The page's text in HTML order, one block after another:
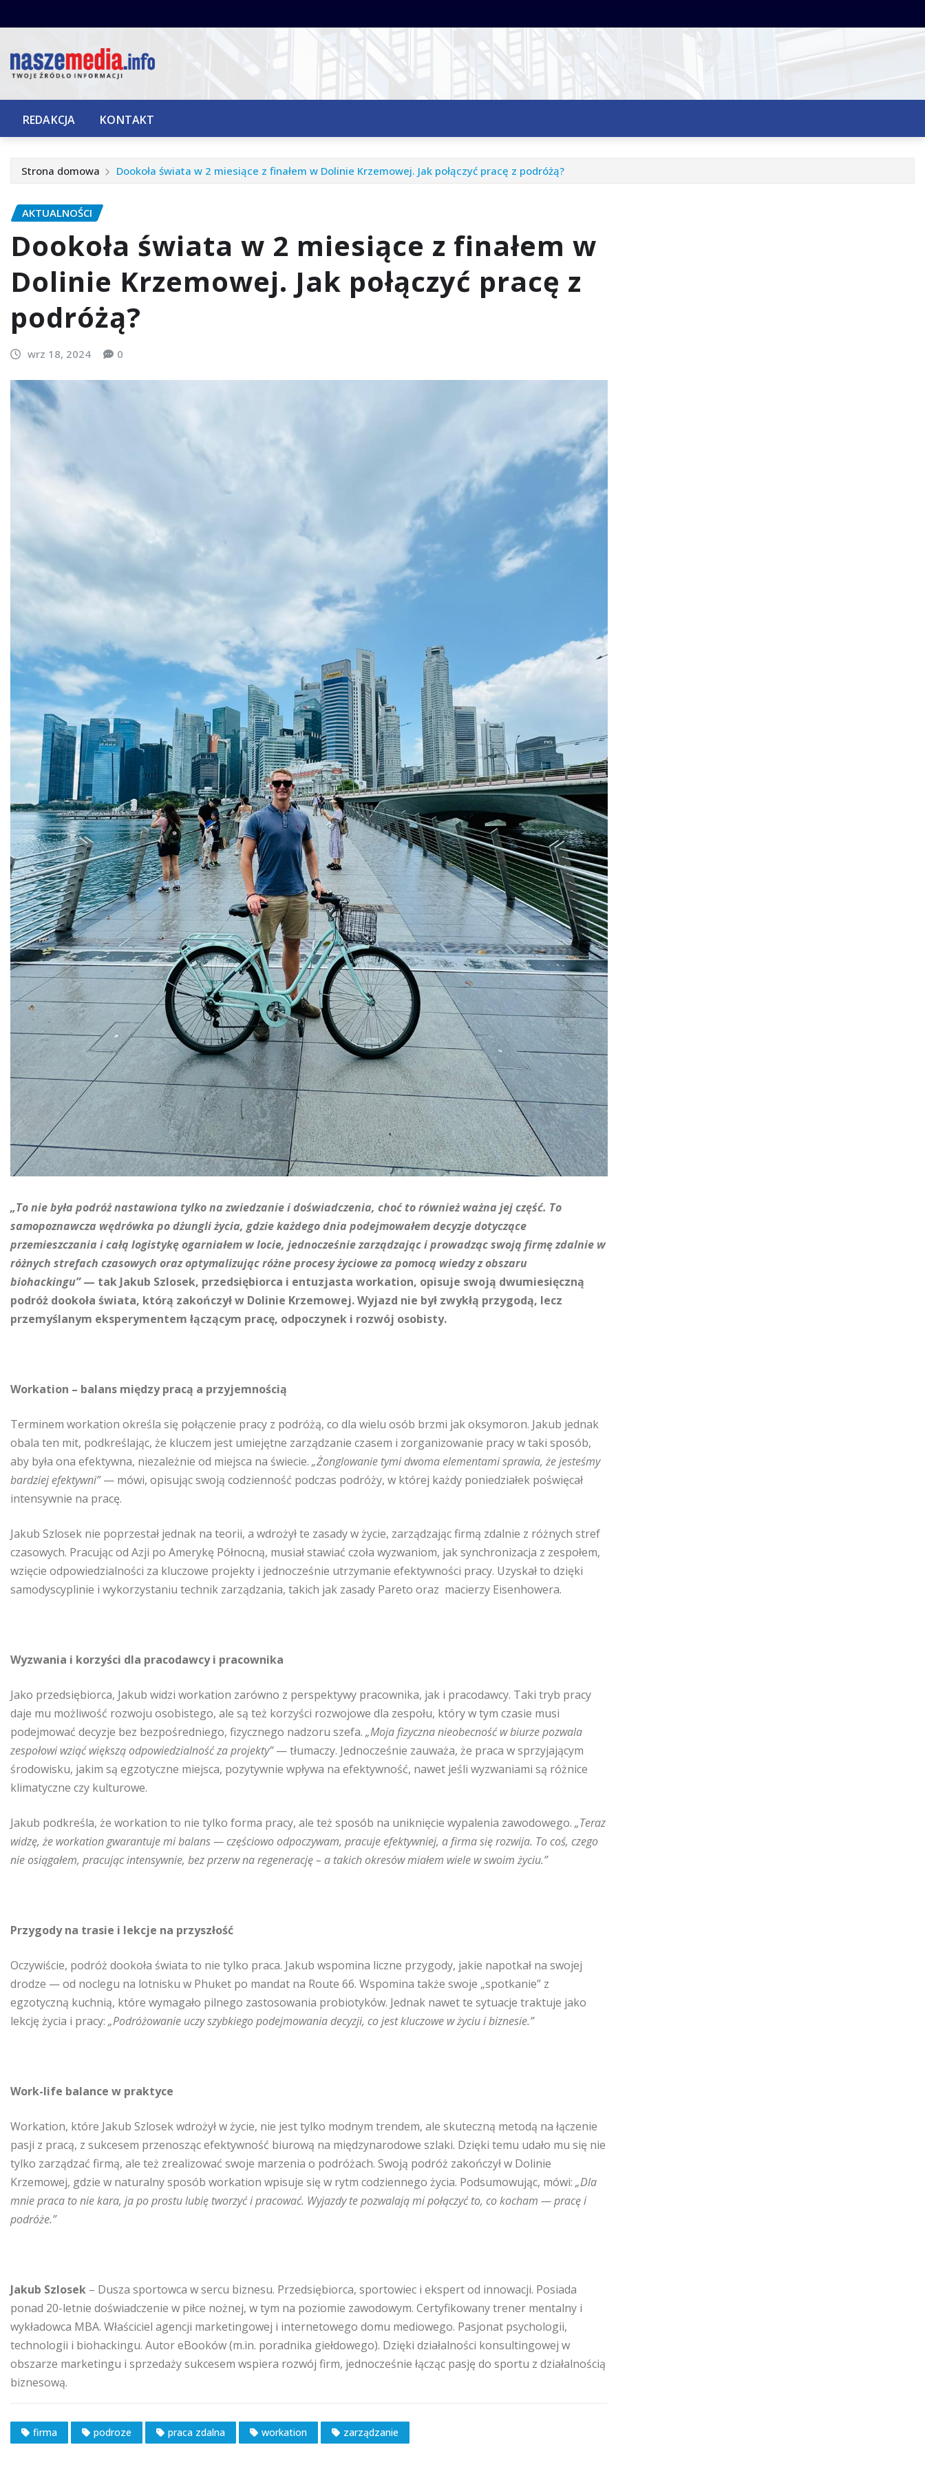
do
REDAKCJA KONTAKT
Strona domowa Dookoła świata w 2 miesiące z finałem w Dolinie Krzemowej. Jak połączyć pracę z podróżą?
AKTUALNOŚCI
Dookoła świata w 2 miesiące z finałem w
Dolinie Krzemowej. Jak połączyć pracę z
podróżą?
wrz 18, 2024 0
„To nie była podróż nastawiona tylko na zwiedzanie i doświadczenia, choć to również ważna jej część. To
samopoznawcza wędrówka po dżungli życia, gdzie każdego dnia podejmowałem decyzje dotyczące
przemieszczania i całą logistykę ogarniałem w locie, jednocześnie zarządzając i prowadząc swoją firmę zdalnie w
różnych strefach czasowych oraz optymalizując różne procesy życiowe za pomocą wiedzy z obszaru
biohackingu”— tak Jakub Szlosek, przedsiębiorca i entuzjasta workation, opisuje swoją dwumiesięczną
podróż dookoła świata, którą zakończył w Dolinie Krzemowej. Wyjazd nie był zwykłą przygodą, lecz
przemyślanym eksperymentem łączącym pracę, odpoczynek i rozwój osobisty.
Workation – balans między pracą a przyjemnością
Terminem workation określa się połączenie pracy z podróżą, co dla wielu osób brzmi jak oksymoron. Jakub jednak
obala ten mit, podkreślając, że kluczem jest umiejętne zarządzanie czasem i zorganizowanie pracy w taki sposób,
aby była ona efektywna, niezależnie od miejsca na świecie. „Żonglowanie tymi dwoma elementami sprawia, że jesteśmy
bardziej efektywni”— mówi, opisując swoją codzienność podczas podróży, w której każdy poniedziałek poświęcał
intensywnie na pracę.
Jakub Szlosek nie poprzestał jednak na teorii, a wdrożył te zasady w życie, zarządzając firmą zdalnie z różnych stref
czasowych. Pracując od Azji po Amerykę Północną, musiał stawiać czoła wyzwaniom, jak synchronizacja z zespołem,
wzięcie odpowiedzialności za kluczowe projekty i jednocześnie utrzymanie efektywności pracy. Uzyskał to dzięki
samodyscyplinie i wykorzystaniu technik zarządzania, takich jak zasady Pareto oraz macierzy Eisenhowera.
Wyzwania i korzyści dla pracodawcy i pracownika
Jako przedsiębiorca, Jakub widzi workation zarówno z perspektywy pracownika, jak i pracodawcy. Taki tryb pracy
daje mu możliwość rozwoju osobistego, ale są też korzyści rozwojowe dla zespołu, który w tym czasie musi
podejmować decyzje bez bezpośredniego, fizycznego nadzoru szefa. „Moja fizyczna nieobecność w biurze pozwala
zespołowi wziąć większą odpowiedzialność za projekty”— tłumaczy. Jednocześnie zauważa, że praca w sprzyjającym
środowisku, jakim są egzotyczne miejsca, pozytywnie wpływa na efektywność, nawet jeśli wyzwaniami są różnice
klimatyczne czy kulturowe.
Jakub podkreśla, że workation to nie tylko forma pracy, ale też sposób na uniknięcie wypalenia zawodowego. „Teraz
widzę, że workation gwarantuje mi balans — częściowo odpoczywam, pracuje efektywniej, a firma się rozwija. To coś, czego
nie osiągałem, pracując intensywnie, bez przerw na regenerację – a takich okresów miałem wiele w swoim życiu.”
Przygody na trasie i lekcje na przyszłość
Oczywiście, podróż dookoła świata to nie tylko praca. Jakub wspomina liczne przygody, jakie napotkał na swojej
drodze — od noclegu na lotnisku w Phuket po mandat na Route 66. Wspomina także swoje „spotkanie” z
egzotyczną kuchnią, które wymagało pilnego zastosowania probiotyków. Jednak nawet te sytuacje traktuje jako
lekcję życia i pracy: „Podróżowanie uczy szybkiego podejmowania decyzji, co jest kluczowe w życiu i biznesie.”
Work-life balance w praktyce
Workation, które Jakub Szlosek wdrożył w życie, nie jest tylko modnym trendem, ale skuteczną metodą na łączenie
pasji z pracą, z sukcesem przenosząc efektywność biurową na międzynarodowe szlaki. Dzięki temu udało mu się nie
tylko zarządzać firmą, ale też zrealizować swoje marzenia o podróżach. Swoją podróż zakończył w Dolinie
Krzemowej, gdzie w naturalny sposób workation wpisuje się w rytm codziennego życia. Podsumowując, mówi: „Dla
mnie praca to nie kara, ja po prostu lubię tworzyć i pracować. Wyjazdy te pozwalają mi połączyć to, co kocham — pracę i
podróże.”
Jakub Szlosek – Dusza sportowca w sercu biznesu. Przedsiębiorca, sportowiec i ekspert od innowacji. Posiada
ponad 20-letnie doświadczenie w piłce nożnej, w tym na poziomie zawodowym. Certyfikowany trener mentalny i
wykładowca MBA. Właściciel agencji marketingowej i internetowego domu mediowego. Pasjonat psychologii,
technologii i biohackingu. Autor eBooków (m.in. poradnika giełdowego). Dzięki działalności konsultingowej w
obszarze marketingu i sprzedaży sukcesem wspiera rozwój firm, jednocześnie łącząc pasję do sportu z działalnością
biznesową.
firma podroze praca zdalna workation zarządzanie